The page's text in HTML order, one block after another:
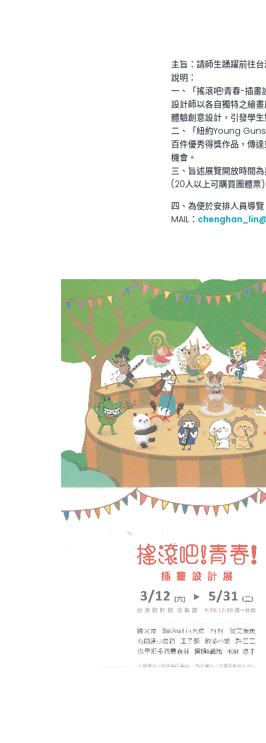
主旨：請師生踴躍前往
說明：
一、「搖滾吧!青春-插畫
設計師以各自獨特之繪
體驗創意設計，引發學
二、「紐約Young
百件優秀得獎作品，傳
機會。
三、旨述展覽開放時間
(20人以上可購買團體票
四、為便於安排人員導
MAIL：